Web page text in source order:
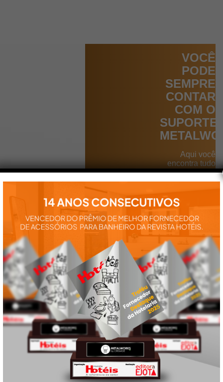
VOCÊ
PODE
SEMPRE
CONTAR
COM O
SUPORTE
Aqui você
encontra tudo
para a
instalação e
produtos:
manuais,
vídeos,
catálogos e
tudo mais que
precisa.
VEJA
TAMBÉM